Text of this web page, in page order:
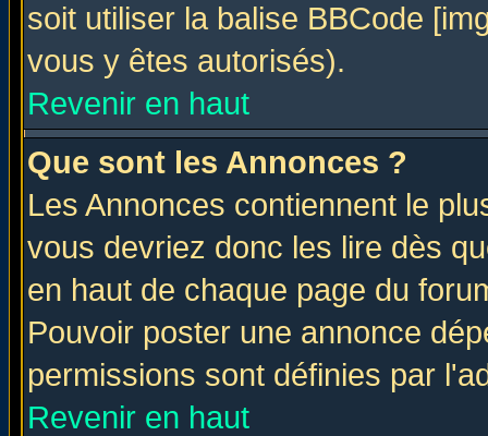
soit utiliser la balise BBCode
vous y êtes autorisés).
Revenir en haut
Que sont les Annonces ?
Les Annonces contiennent le
vous devriez donc les lire dès
en haut de chaque page du
Pouvoir poster une annonce
permissions sont définies par
Revenir en haut